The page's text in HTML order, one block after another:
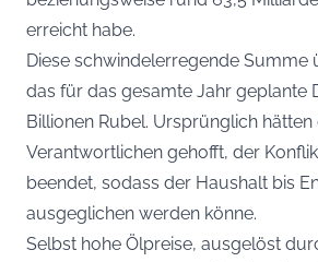
erreicht habe.
Diese schwindelerregende Summe
das für das gesamte Jahr geplante
Billionen Rubel. Ursprünglich hätten
Verantwortlichen gehofft, der
beendet, sodass der Haushalt bis
ausgeglichen werden könne.
Selbst hohe Ölpreise, ausgelöst